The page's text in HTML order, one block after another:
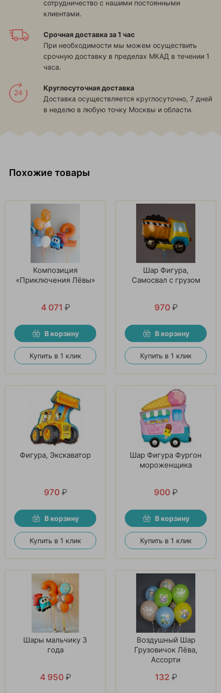
сотрудничество с нашими постоянными
клиентами.
Срочная доставка за 1 час
При необходимости мы можем осуществить
срочную доставку в пределах МКАД в течении 1
часа.
Круглосуточная доставка
Доставка осуществляется круглосуточно, 7 дней
в неделю в любую точку Москвы и области.
Похожие товары
Композиция
«Приключения Лёвы»
4 071 ₽
В корзину
Купить в 1 клик
Шар Фигура,
Самосвал с грузом
970 ₽
В корзину
Купить в 1 клик
Фигура, Экскаватор
970 ₽
В корзину
Купить в 1 клик
Шар Фигура Фургон
мороженщика
900 ₽
В корзину
Купить в 1 клик
Шары мальчику 3
года
4 950 ₽
Воздушный Шар
Грузовичок Лёва,
Ассорти
132 ₽